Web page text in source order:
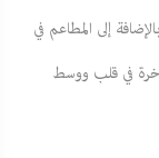
إلى المطاعم في
في قلب ووسط